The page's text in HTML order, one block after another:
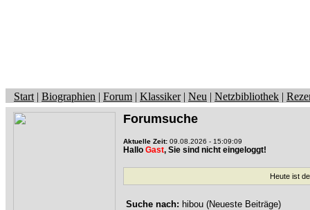
Start | Biographien | Forum | Klassiker| Neu | Netzbibliothek |
Forumsuche
Aktuelle Zeit: 09.08.2026 - 15:09:09
Hallo Gast, Sie sind nicht eingeloggt!
Heute ist
Suche nach: hibou (Neueste Beiträge)